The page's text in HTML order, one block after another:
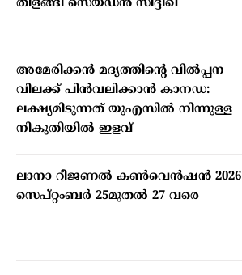
തിളങ്ങി സെയ്ഡന്‍ സിദ്ദിഖ്
അമേരിക്കന്‍ മദ്യത്തിന്റെ വില്‍പ്പന
വിലക്ക് പിന്‍വലിക്കാന്‍ കാനഡ:
ലക്ഷ്യമിടുന്നത് യുഎസില്‍ നിന്നുള്ള
നികുതിയില്‍ ഇളവ്
ലാനാ റീജണല്‍ കണ്‍വെന്‍ഷന്‍ 2026
സെപ്റ്റംബര്‍ 25മുതല്‍ 27 വരെ